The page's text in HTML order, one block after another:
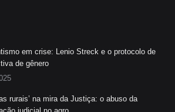
em crise: Lenio Streck e o protocolo de
de gênero
rurais’ na mira da Justiça: o abuso da